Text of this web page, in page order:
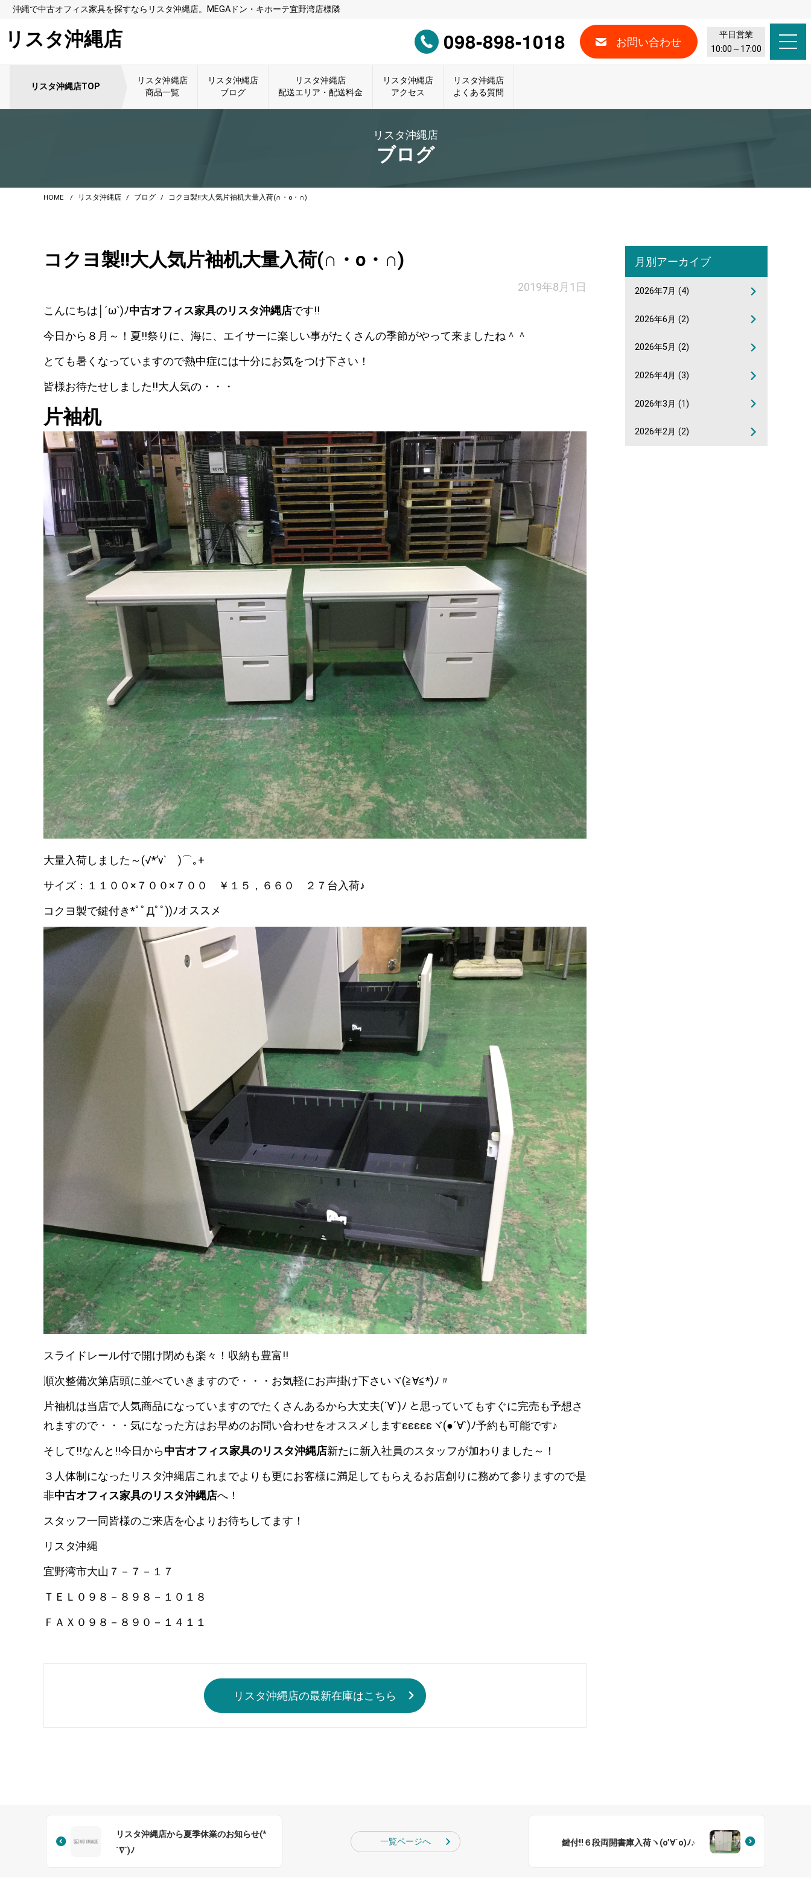
沖縄で中古オフィス家具を探すならリスタ沖縄店。MEGAドン・キホーテ宜野湾店様隣
リスタ沖縄店 098-898-1018 お問い合わせ
平日営業
10:00～17:00
リスタ沖縄店TOP
リスタ沖縄店
商品一覧
リスタ沖縄店
ブログ
リスタ沖縄店
配送エリア・配送料金
リスタ沖縄店
アクセス
リスタ沖縄店
よくある質問
リスタ沖縄店
ブログ
HOME リスタ沖縄店 ブログ コクヨ製!!大人気片袖机大量入荷(∩・o・∩)
コクヨ製!!大人気片袖机大量入荷(∩・o・∩)
2019年8月1日
こんにちは│´ω`)ﾉ中古オフィス家具のリスタ沖縄店です!!
今日から８月～！夏!!祭りに、海に、エイサーに楽しい事がたくさんの季節がやって来ましたね＾＾
とても暑くなっていますので熱中症には十分にお気をつけ下さい！
皆様お待たせしました!!大人気の・・・
片袖机
大量入荷しました～(√*’v` )⌒｡+
サイズ：１１００×７００×７００ ￥１５，６６０ ２７台入荷♪
コクヨ製で鍵付き*ﾟﾟДﾟﾟ))ﾉオススメ
スライドレール付で開け閉めも楽々！収納も豊富!!
順次整備次第店頭に並べていきますので・・・お気軽にお声掛け下さいヾ(≧∀≦*)ﾉ〃
片袖机は当店で人気商品になっていますのでたくさんあるから大丈夫(´∀`)ﾉ と思っていてもすぐに完売も予想さ
れますので・・・気になった方はお早めのお問い合わせをオススメしますεεεεεヾ(●´∀`)ﾉ予約も可能です♪
そして!!なんと!!今日から中古オフィス家具のリスタ沖縄店新たに新入社員のスタッフが加わりました～！
３人体制になったリスタ沖縄店これまでよりも更にお客様に満足してもらえるお店創りに務めて参りますので是
非中古オフィス家具のリスタ沖縄店へ！
スタッフ一同皆様のご来店を心よりお待ちしてます！
リスタ沖縄
宜野湾市大山７－７－１７
ＴＥＬ０９８－８９８－１０１８
ＦＡＸ０９８－８９０－１４１１
リスタ沖縄店の最新在庫はこちら
月別アーカイブ
2026年7月 (4)
2026年6月 (2)
2026年5月 (2)
2026年4月 (3)
2026年3月 (1)
2026年2月 (2)
リスタ沖縄店から夏季休業のお知らせ(*
´∇`)ﾉ
鍵付!!６段両開書庫入荷ヽ(o’∀`o)ﾉ♪
一覧ページへ